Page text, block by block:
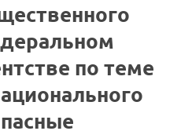
по теме